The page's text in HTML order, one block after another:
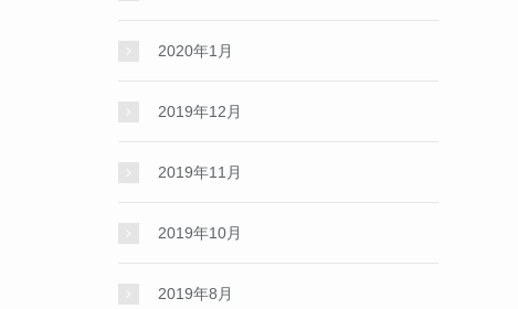
2020年1月
2019年12月
2019年11月
2019年10月
2019年8月